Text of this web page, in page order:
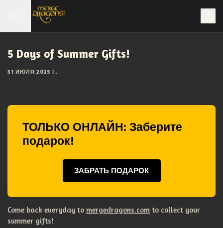
5 Days of Summer Gifts!
31 ИЮЛЯ 2025 Г.
ТОЛЬКО ОНЛАЙН: Заберите
подарок!
ЗАБРАТЬ ПОДАРОК
Come back everyday to mergedragons.com to collect your
summer gifts!